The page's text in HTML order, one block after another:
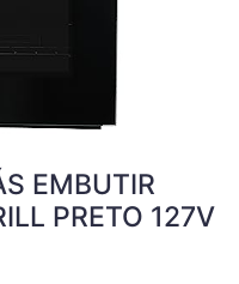
EMBUTIR
PRETO 127V